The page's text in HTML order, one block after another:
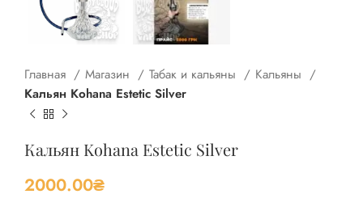
Главная Магазин Табак и кальяны
Кальяны
Кальян Kohana Estetic Silver
Кальян Kohana Estetic Silver
2000.00₴